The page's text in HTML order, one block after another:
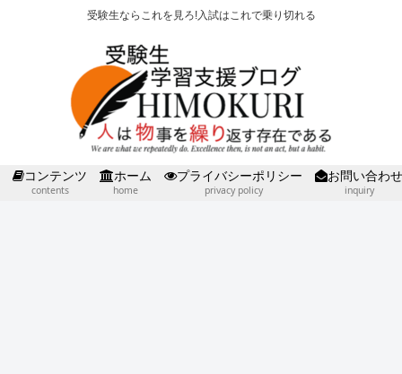
受験生ならこれを見ろ!入試はこれで乗り切れる
コンテンツ
contents
ホーム
home
プライバシーポリシー
privacy policy
お問い合わせ
inquiry